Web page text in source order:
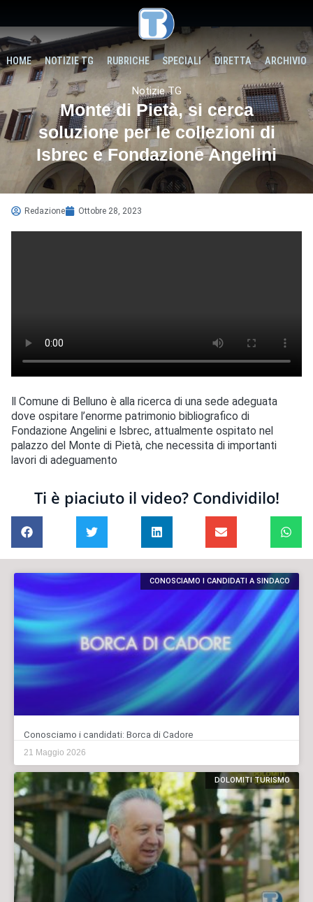
HOME NOTIZIE TG RUBRICHE SPECIALI DIRETTA ARCHIVIO
Notizie TG
Monte di Pietà, si cerca
soluzione per le collezioni di
Isbrec e Fondazione Angelini
Redazione Ottobre 28, 2023
Il Comune di Belluno è alla ricerca di una sede adeguata
dove ospitare l’enorme patrimonio bibliografico di
Fondazione Angelini e Isbrec, attualmente ospitato nel
palazzo del Monte di Pietà, che necessita di importanti
lavori di adeguamento
Ti è piaciuto il video? Condividilo!
CONOSCIAMO I CANDIDATI A SINDACO
Conosciamo i candidati: Borca di Cadore
21 Maggio 2026
DOLOMITI TURISMO